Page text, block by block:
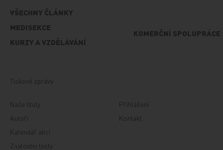
VŠECHNY ČLÁNKY
MEDISEKCE
KURZY A VZDĚLÁVÁNÍ
KOMERČNÍ SPOLUPRÁCE
Tiskové zprávy
Naše tituly
Autoři
Kalendář akcí
Znalostní testy
Přihlášení
Kontakt